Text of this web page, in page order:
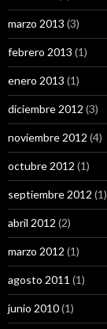
marzo 2013 (3)
febrero 2013 (1)
enero 2013 (1)
diciembre 2012 (3)
noviembre 2012 (4)
octubre 2012 (1)
septiembre 2012 (1)
abril 2012 (2)
marzo 2012 (1)
agosto 2011 (1)
junio 2010(1)